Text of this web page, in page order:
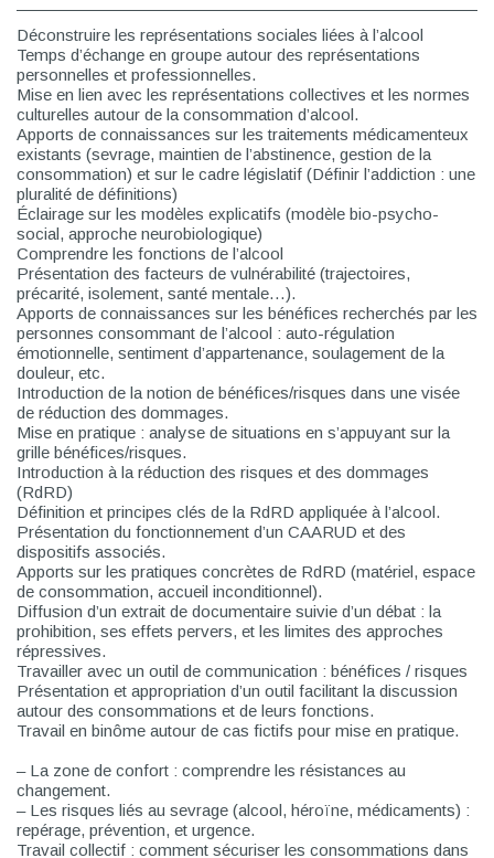
Déconstruire les représentations sociales liées à l’alcool
Temps d’échange en groupe autour des représentations
personnelles et professionnelles.
Mise en lien avec les représentations collectives et les normes
culturelles autour de la consommation d’alcool.
Apports de connaissances sur les traitements médicamenteux
existants (sevrage, maintien de l’abstinence, gestion de la
consommation) et sur le cadre législatif (Définir l’addiction : une
pluralité de définitions)
Éclairage sur les modèles explicatifs (modèle bio-psycho-
social, approche neurobiologique)
Comprendre les fonctions de l’alcool
Présentation des facteurs de vulnérabilité (trajectoires,
précarité, isolement, santé mentale…).
Apports de connaissances sur les bénéfices recherchés par les
personnes consommant de l’alcool : auto-régulation
émotionnelle, sentiment d’appartenance, soulagement de la
douleur, etc.
Introduction de la notion de bénéfices/risques dans une visée
de réduction des dommages.
Mise en pratique : analyse de situations en s’appuyant sur la
grille bénéfices/risques.
Introduction à la réduction des risques et des dommages
(RdRD)
Définition et principes clés de la RdRD appliquée à l’alcool.
Présentation du fonctionnement d’un CAARUD et des
dispositifs associés.
Apports sur les pratiques concrètes de RdRD (matériel, espace
de consommation, accueil inconditionnel).
Diffusion d’un extrait de documentaire suivie d’un débat : la
prohibition, ses effets pervers, et les limites des approches
répressives.
Travailler avec un outil de communication : bénéfices / risques
Présentation et appropriation d’un outil facilitant la discussion
autour des consommations et de leurs fonctions.
Travail en binôme autour de cas fictifs pour mise en pratique.
– La zone de confort : comprendre les résistances au
changement.
– Les risques liés au sevrage (alcool, héroïne, médicaments) :
repérage, prévention, et urgence.
Travail collectif : comment sécuriser les consommations dans